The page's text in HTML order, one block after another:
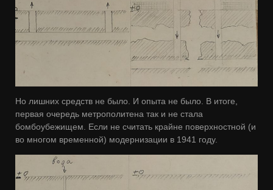
Но лишних средств не было. И опыта не было. В итоге,
первая очередь метрополитена так и не стала
бомбоубежищем. Если не считать крайне поверхностной (и
во многом временной) модернизации в 1941 году.